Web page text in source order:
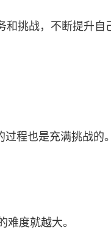
和挑战，不断提升自
程也是充满挑战的。
度就越大。